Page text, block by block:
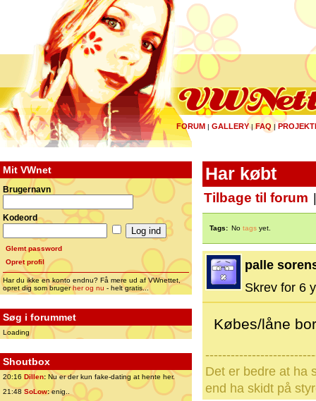
FORUM | GALLERY|FAQ |
Mit VWnet
Brugernavn
Kodeord
Glemt password
Opret profil
Har du ikke en konto endnu? Få mere ud af VWnettet,
opret dig som brugerher og nu - helt gratis...
Søg i forummet
Loading
Shoutbox
20:16 Dillen: Nu er der kun fake-dating at hente her.
21:48 SoLow:enig..
Har købt
Tilbage til forum
Tags: No tags yet.
palle
Skrev for 6
Købes/låne
Det er bedre at ha
end ha skidt på